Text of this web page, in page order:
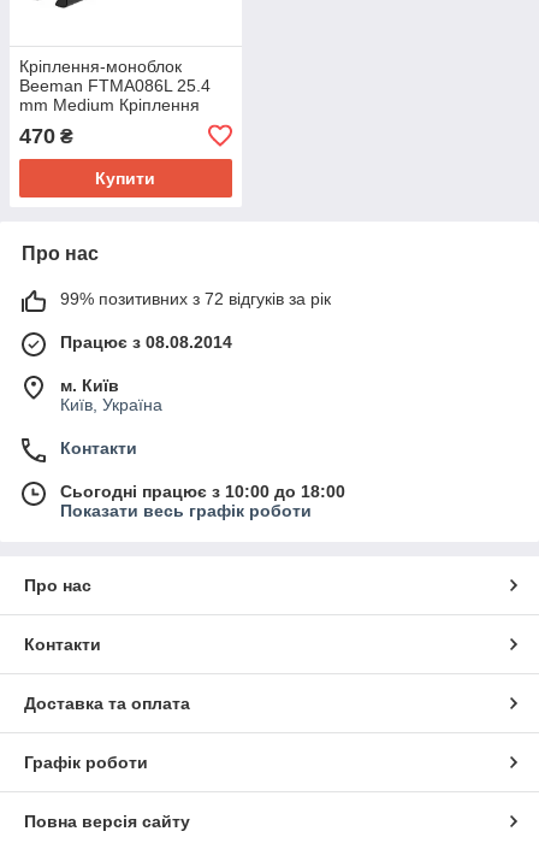
Кріплення-моноблок
Beeman FTMA086L 25.4
mm Medium Кріплення
Моноблок для прицілу
470 ₴
Купити
Про нас
99% позитивних з 72 відгуків за рік
Працює з 08.08.2014
м. Київ
Київ, Україна
Контакти
Сьогодні працює з 10:00 до 18:00
Показати весь графік роботи
Про нас
Контакти
Доставка та оплата
Графік роботи
Повна версія сайту